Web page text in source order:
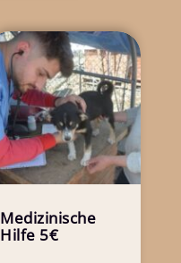
Medizinische
Hilfe 5€